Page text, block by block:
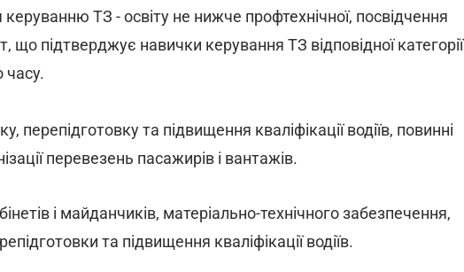
ТЗ - освіту не нижче профтехнічної, посвідчення
що підтверджує навички керування ТЗ відповідної категорії
часу.
перепідготовку та підвищення кваліфікації водіїв, повинні
перевезень пасажирів і вантажів.
і майданчиків, матеріально-технічного забезпечення,
та підвищення кваліфікації водіїв.